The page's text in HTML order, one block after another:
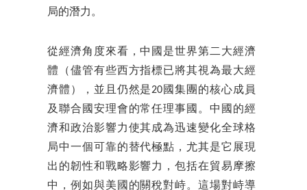
局的潛力。
從經濟角度來看，中國是世界第二大經濟
體（儘管有些西方指標已將其視為最大經
濟體），並且仍然是20國集團的核心成員
及聯合國安理會的常任理事國。中國的經
濟和政治影響力使其成為迅速變化全球格
局中一個可靠的替代極點，尤其是它展現
出的韌性和戰略影響力，包括在貿易摩擦
中，例如與美國的關稅對峙。這場對峙導